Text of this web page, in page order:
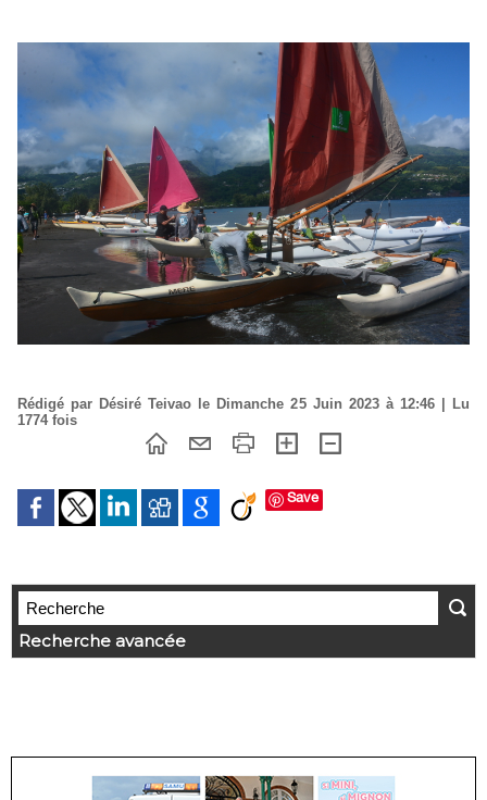
Rédigé par Désiré Teivao le Dimanche 25 Juin 2023 à 12:46 | Lu
1774 fois
Save
Recherche avancée